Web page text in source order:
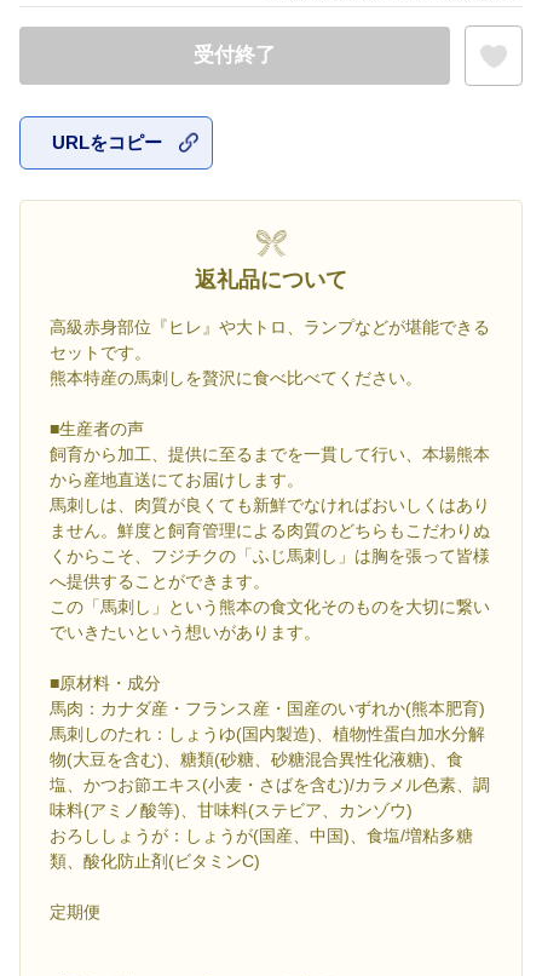
受付終了
URLをコピー
返礼品について
高級赤身部位『ヒレ』や大トロ、ランプなどが堪能できる
セットです。
熊本特産の馬刺しを贅沢に食べ比べてください。
■生産者の声
飼育から加工、提供に至るまでを一貫して行い、本場熊本
から産地直送にてお届けします。
馬刺しは、肉質が良くても新鮮でなければおいしくはあり
ません。鮮度と飼育管理による肉質のどちらもこだわりぬ
くからこそ、フジチクの「ふじ馬刺し」は胸を張って皆様
へ提供することができます。
この「馬刺し」という熊本の食文化そのものを大切に繋い
でいきたいという想いがあります。
■原材料・成分
馬肉：カナダ産・フランス産・国産のいずれか(熊本肥育)
馬刺しのたれ：しょうゆ(国内製造)、植物性蛋白加水分解
物(大豆を含む)、糖類(砂糖、砂糖混合異性化液糖)、食
塩、かつお節エキス(小麦・さばを含む)/カラメル色素、調
味料(アミノ酸等)、甘味料(ステビア、カンゾウ)
おろししょうが：しょうが(国産、中国)、食塩/増粘多糖
類、酸化防止剤(ビタミンC)
定期便